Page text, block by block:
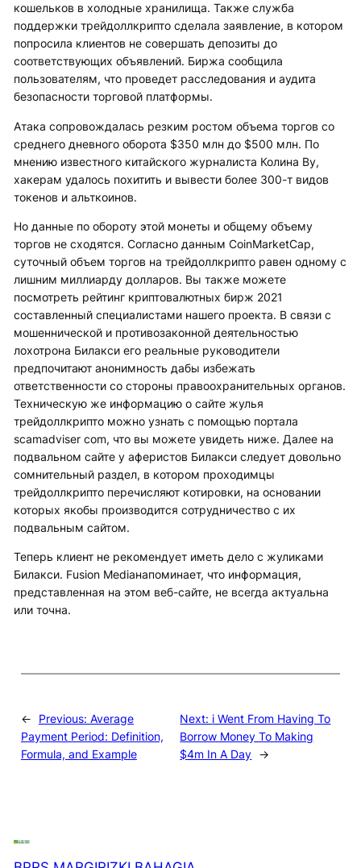
кошельков в холодные хранилища. Также служба
поддержки трейдоллкрипто сделала заявление, в котором
попросила клиентов не совершать депозиты до
соответствующих объявлений. Биржа сообщила
пользователям, что проведет расследования и аудита
безопасности торговой платформы.
Атака сопровождалась резким ростом объема торгов со
среднего дневного оборота $350 млн до $500 млн. По
мнению известного китайского журналиста Колина Ву,
хакерам удалось похитить и вывести более 300-т видов
токенов и альткоинов.
Но данные по обороту этой монеты и общему объему
торгов не сходятся. Согласно данным CoinMarketCap,
суточный объем торгов на трейдоллкрипто равен одному с
лишним миллиарду долларов. Вы также можете
посмотреть рейтинг криптовалютных бирж 2021
составленный специалистами нашего проекта. В связи с
мошеннической и противозаконной деятельностью
лохотрона Билакси его реальные руководители
предпочитают анонимность дабы избежать
ответственности со стороны правоохранительных органов.
Техническую же информацию о сайте жулья
трейдоллкрипто можно узнать с помощью портала
scamadviser com, что вы можете увидеть ниже. Далее на
подвальном сайте у аферистов Билакси следует довольно
сомнительный раздел, в котором проходимцы
трейдоллкрипто перечисляют котировки, на основании
которых якобы производится сотрудничество с их
подвальным сайтом.
Теперь клиент не рекомендует иметь дело с жуликами
Билакси. Fusion Mediaнапоминает, что информация,
представленная на этом веб-сайте, не всегда актуальна
или точна.
← Previous: Average
Payment Period: Definition,
Formula, and Example
Next: i Went From Having To
Borrow Money To Making
$4m In A Day →